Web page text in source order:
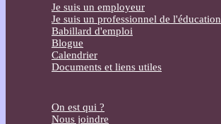
Je suis un employeur
Je suis un professionnel de l'éducation
Babillard d'emploi
Blogue
Calendrier
Documents et liens utiles
On est qui ?
Nous joindre